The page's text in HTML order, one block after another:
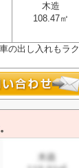
木造
108.47㎡
の出し入れもラク